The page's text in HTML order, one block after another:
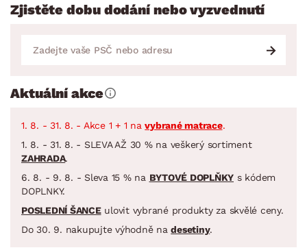
Zjistěte dobu dodání nebo vyzvednutí
Aktuální akce
1. 8. - 31. 8. - Akce 1 + 1 navybrané matrace.
1. 8. - 31. 8. - SLEVA AŽ 30 % na veškerý sortiment
ZAHRADA.
6. 8. - 9. 8. - Sleva 15 % na BYTOVÉ DOPLŇKY s kódem
DOPLNKY.
POSLEDNÍ ŠANCEulovit vybrané produkty za skvělé ceny.
Do 30. 9. nakupujte výhodně nadesetiny.